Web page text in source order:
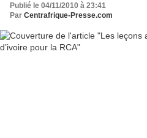
Publié le 04/11/2010 à 23:41
Par Centrafrique-Presse.com